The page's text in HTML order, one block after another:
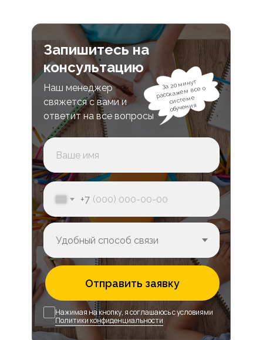
Запишитесь на
консультацию
Наш менеджер
свяжется с вами и
ответит на все вопросы
За 20 минут
расскажем все о
системе
обучения
+7
Отправить заявку
Нажимая на кнопку, я соглашаюсь с условиями
Политики конфиденциальности